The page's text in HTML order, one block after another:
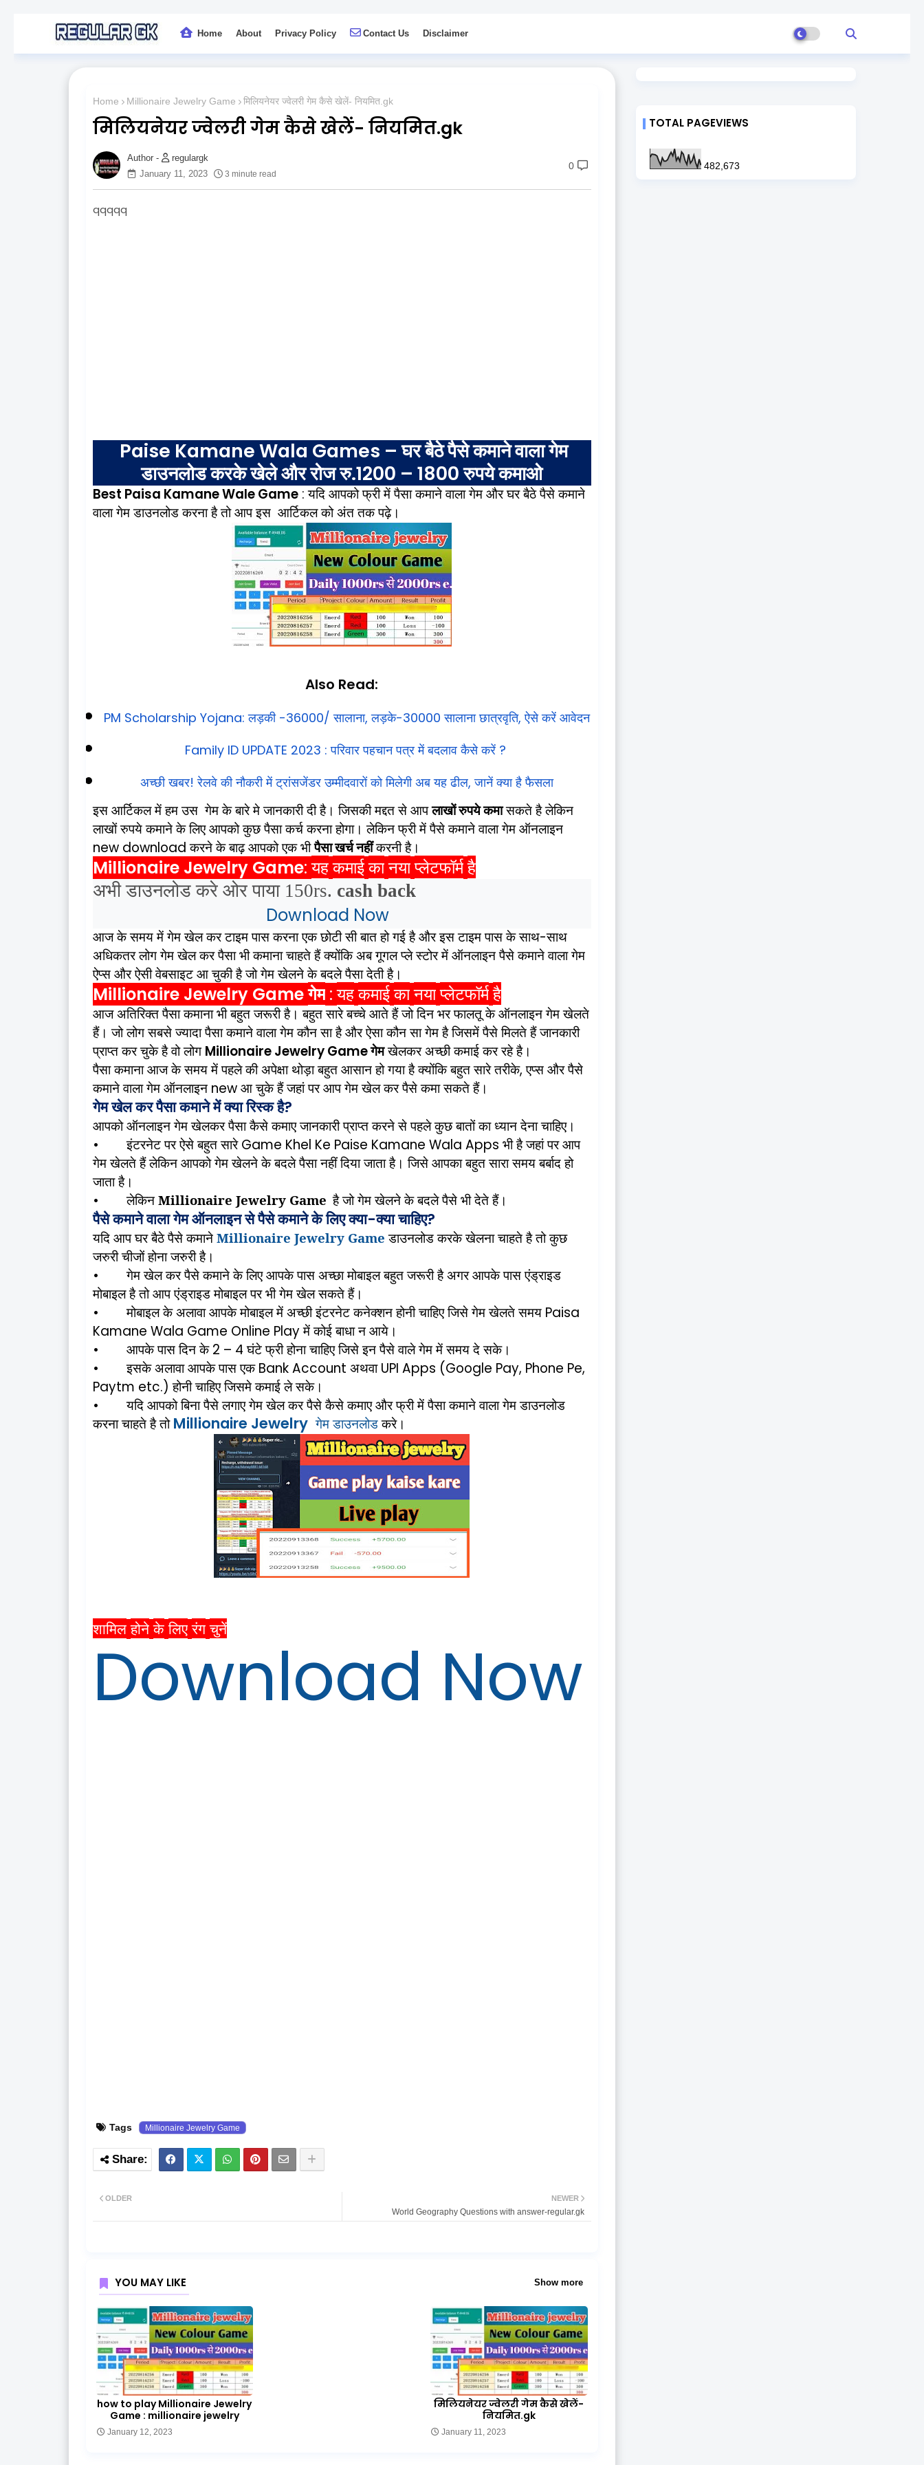
Home About Privacy Policy Contact Us Disclaimer
Home Millionaire Jewelry Game मिलियनेयर ज्वेलरी गेम कैसे खेलें- नियमित.gk
मिलियनेयर ज्वेलरी गेम कैसे खेलें- नियमित.gk
regulargk
January 11, 2023
3 minute read
0
qqqqq
Paise Kamane Wala Games –घरबैठेपैसेकमानेवालागेम
डाउनलोडकरकेखेलेऔररोजरु.1200 – 1800रुपयेकमाओ
Best Paisa Kamane Wale Game:यदि आपको फ्री में पैसा कमाने वाला गेम और घर बैठे पैसे कमाने
वाला गेम डाउनलोड करना है तो आप इस आर्टिकल को अंत तक पढ़े।
Also Read:
PM Scholarship Yojana:लड़की-36000/सालाना,लड़के-30000सालाना छात्रवृति,ऐसे करें आवेदन
Family ID UPDATE 2023 :परिवार पहचान पत्र में बदलाव कैसे करें?
अच्छी खबर!रेलवे की नौकरी में ट्रांसजेंडर उम्मीदवारों को मिलेगी अब यह ढील,जानें क्या है फैसला
इस आर्टिकल में हम उस गेम के बारे मे जानकारी दी है। जिसकी मद्दत से आप लाखोंरुपयेकमा सकते है लेकिन
लाखों रुपये कमाने के लिए आपको कुछ पैसा कर्च करना होगा। लेकिन फ्री में पैसे कमाने वाला गेम ऑनलाइन
new downloadकरने के बाढ़ आपको एक भी पैसाखर्चनहीं करनी है।
Millionaire Jewelry Game:यहकमाईकानयाप्लेटफॉर्महै
अभीडाउनलोडकरे ओर पाया150rs. cash back
Download Now
आज के समय में गेम खेल कर टाइम पास करना एक छोटी सी बात हो गई है और इस टाइम पास के साथ-साथ
अधिकतर लोग गेम खेल कर पैसा भी कमाना चाहते हैं क्योंकि अब गूगल प्ले स्टोर में ऑनलाइन पैसे कमाने वाला गेम
ऐप्स और ऐसी वेबसाइट आ चुकी है जो गेम खेलने के बदले पैसा देती है।
Millionaire Jewelry Gameगेम:यहकमाईकानयाप्लेटफॉर्महै
आज अतिरिक्त पैसा कमाना भी बहुत जरूरी है। बहुत सारे बच्चे आते हैं जो दिन भर फालतू के ऑनलाइन गेम खेलते
हैं। जो लोग सबसे ज्यादा पैसा कमाने वाला गेम कौन सा है और ऐसा कौन सा गेम है जिसमें पैसे मिलते हैं जानकारी
प्राप्त कर चुके है वो लोग Millionaire Jewelry Gameगेम खेलकर अच्छी कमाई कर रहे है।
पैसा कमाना आज के समय में पहले की अपेक्षा थोड़ा बहुत आसान हो गया है क्योंकि बहुत सारे तरीके,एप्स और पैसे
कमाने वाला गेम ऑनलाइनnew आ चुके हैं जहां पर आप गेम खेल कर पैसे कमा सकते हैं।
गेमखेलकरपैसाकमानेमेंक्यारिस्कहै?
आपको ऑनलाइन गेम खेलकर पैसा कैसे कमाए जानकारी प्राप्त करने से पहले कुछ बातों का ध्यान देना चाहिए।
• इंटरनेट पर ऐसे बहुत सारेGame Khel Ke Paise Kamane Wala Apps भी है जहां पर आप
गेम खेलते हैं लेकिन आपको गेम खेलने के बदले पैसा नहीं दिया जाता है। जिसे आपका बहुत सारा समय बर्बाद हो
जाता है।
• लेकिन Millionaire Jewelry Game है जो गेम खेलने के बदले पैसे भी देते हैं।
पैसेकमानेवालागेमऑनलाइनसेपैसेकमानेकेलिएक्या-क्याचाहिए?
यदि आप घर बैठे पैसे कमाने Millionaire Jewelry Game डाउनलोड करके खेलना चाहते है तो कुछ
जरुरी चीजों होना जरुरी है।
• गेम खेल कर पैसे कमाने के लिए आपके पास अच्छा मोबाइल बहुत जरूरी है अगर आपके पास एंड्राइड
मोबाइल है तो आप एंड्राइड मोबाइल पर भी गेम खेल सकते हैं।
• मोबाइल के अलावा आपके मोबाइल में अच्छी इंटरनेट कनेक्शन होनी चाहिए जिसे गेम खेलते समयPaisa
Kamane Wala Game Online Playमें कोई बाधा न आये।
• आपके पास दिन के2 – 4घंटे फ्री होना चाहिए जिसे इन पैसे वाले गेम में समय दे सके।
• इसके अलावा आपके पास एकBank Account अथवाUPI Apps (Google Pay, Phone Pe,
Paytm etc.)होनी चाहिए जिसमे कमाई ले सके।
• यदि आपको बिना पैसे लगाए गेम खेल कर पैसे कैसे कमाए और फ्री में पैसा कमाने वाला गेम डाउनलोड
करना चाहते है तो Millionaire Jewelry गेम डाउनलोड करे।
शामिल होने के लिए रंग चुनें
Download Now
Tags Millionaire Jewelry Game
NEWER
World Geography Questions with answer-regular.gk
OLDER
YOU MAY LIKE Show more
how to play Millionaire Jewelry
Game : millionaire jewelry
January 12, 2023
मिलियनेयर ज्वेलरी गेम कैसे खेलें-
नियमित.gk
January 11, 2023
TOTAL PAGEVIEWS
482,673